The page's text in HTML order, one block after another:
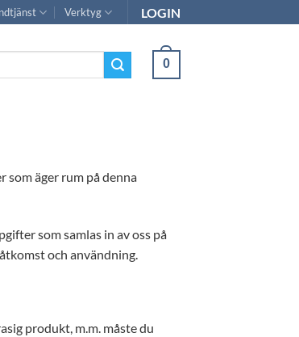
Verktyg LOGIN
0
som äger rum på denna
som samlas in av oss på
och användning.
produkt, m.m. måste du